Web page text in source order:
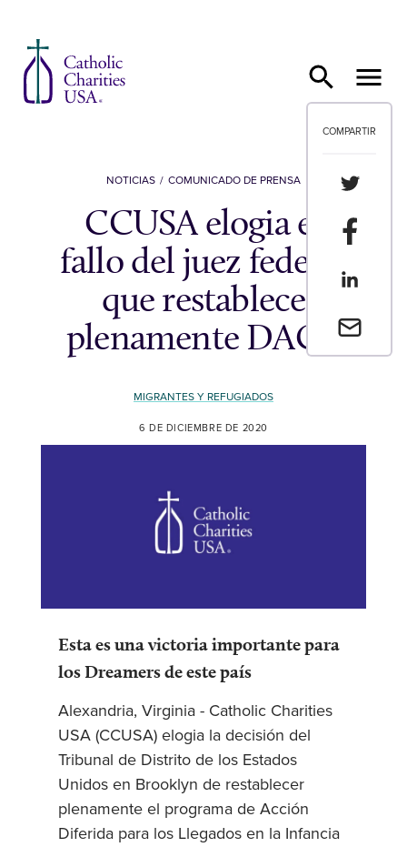
COMPARTIR
Envia un
NOTICIAS COMUNICADO DE PRENSA
CCUSA elogia el
fallo del juez federal
que restablece
plenamente DACA
MIGRANTES Y REFUGIADOS
6 DE DICIEMBRE DE 2020
Esta es una victoria importante para
los Dreamers de este país
Alexandria, Virginia - Catholic Charities
USA (CCUSA) elogia la decisión del
Tribunal de Distrito de los Estados
Unidos en Brooklyn de restablecer
plenamente el programa de Acción
Diferida para los Llegados en la Infancia